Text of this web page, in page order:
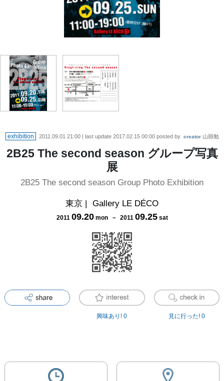
exhibition 2011.09.01 21:00| last update 2017.02.15 00:00posted by creator 山縣勉
2B25 The second season グループ写真
展
2B25 The second season Group Photo Exhibition
東京 | Gallery LE DÉCO
2011 09.20 mon－ 2011 09.25 sat
興味あり! 0 見に行った! 0